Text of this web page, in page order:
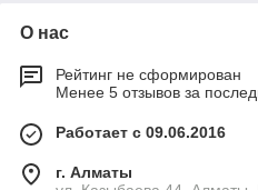
О нас
Рейтинг не сформирован
Менее 5 отзывов за
Работает с 09.06.2016
г. Алматы